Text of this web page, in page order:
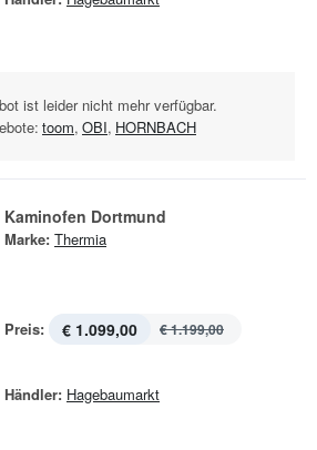
ist leider nicht mehr verfügbar.
toom, OBI, HORNBACH
Kaminofen Dortmund
Marke: Thermia
Preis: € 1.099,00 € 1.199,00
Händler: Hagebaumarkt